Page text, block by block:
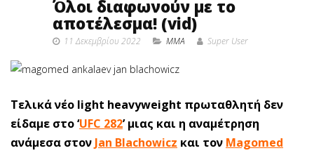
Όλοι διαφωνούν με το
αποτέλεσμα! (vid)
11 Δεκεμβρίου 2022 MMA Super User
Τελικά νέο light heavyweight πρωταθλητή δεν
είδαμε στο ‘UFC 282’ μιας και η αναμέτρηση
ανάμεσα στον Jan Blachowicz και τον Magomed